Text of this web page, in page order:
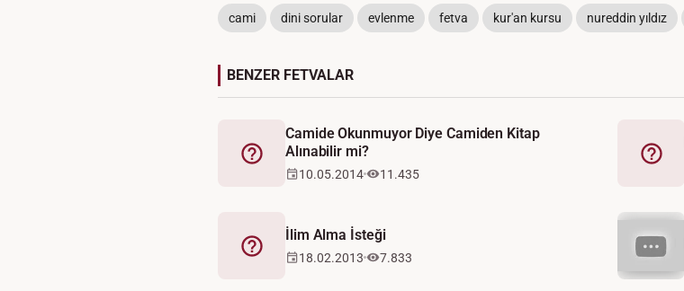
cami dini sorular evlenme fetva kur'an kursu nureddin yıldız
BENZER FETVALAR
Fetva
Camide Okunmuyor Diye Camiden Kitap
Alınabilir mi?
10.05.2014 11.435
Fetva
Fetva
İlim Alma İsteği
18.02.2013 7.833